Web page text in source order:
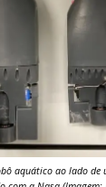
aquático ao lado de